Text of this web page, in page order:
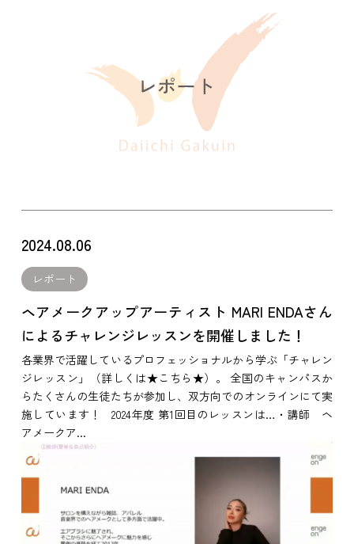
2024.08.06
レポート
ヘアメークアップアーティスト MARI ENDAさん
によるチャレンジレッスンを開催しました！
各業界で活躍しているプロフェッショナルから学ぶ「チャレン
ジレッスン」（詳しくは★こちら★）。 全国のキャンパスか
らたくさんの生徒たちが参加し、双方向でのオンラインにて実
施しています！ 2024年度 第1回目のレッスンは…・講師 ヘ
アメークア...